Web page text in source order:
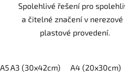
A5 (15x21cm)
Spolehlivé řešení pro
a čitelné značení v
plastové provedení.
A3 (30x42cm) A4 (20x30cm)